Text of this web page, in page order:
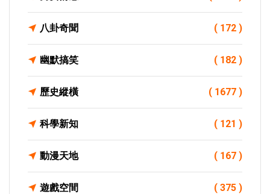
八卦奇聞 ( 172 )
幽默搞笑 ( 182 )
歷史縱橫 ( 1677 )
科學新知 ( 121 )
動漫天地 ( 167 )
遊戲空間 ( 375 )